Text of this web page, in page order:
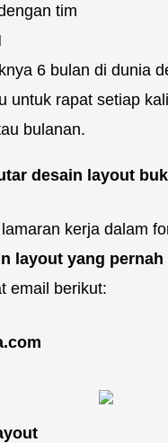
tim
6 bulan di dunia
untuk rapat setiap
bulanan.
desain layout
kerja dalam
layout yang pernah
email berikut: